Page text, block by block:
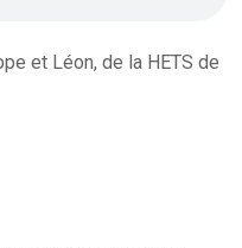
et Léon, de la HETS de